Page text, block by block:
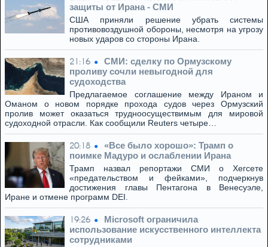
защиты от Ирана - СМИ
США приняли решение убрать системы
противовоздушной обороны, несмотря на угрозу
новых ударов со стороны Ирана.
21:16
СМИ: сделку по Ормузскому
проливу сочли невыгодной для
судоходства
Предлагаемое соглашение между Ираном и
Оманом о новом порядке прохода судов через Ормузский
пролив может оказаться трудноосуществимым для мировой
судоходной отрасли. Как сообщили Reuters четыре…
20:18
«Все было хорошо»: Трамп о
поимке Мадуро и ослаблении Ирана
Трамп назвал репортажи СМИ о Хегсете
«предательством и фейками», подчеркнув
достижения главы Пентагона в Венесуэле,
Иране и отмене программ DEI.
19:26
Microsoft ограничила
использование искусственного интеллекта
сотрудниками